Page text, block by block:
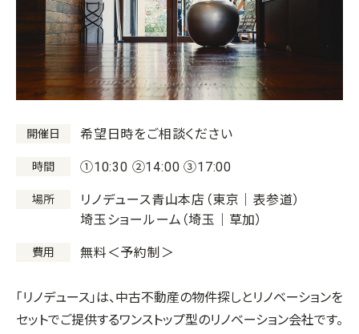
開催日 希望日時をご相談ください
時間 ①10:30 ②14:00 ③17:00
場所
リノデュース青山本店（東京｜表参道）
埼玉ショールーム（埼玉｜草加）
費用 無料＜予約制＞
「リノデュース」は、中古不動産の物件探しとリノベーションを
セットでご提供するワンストップ型のリノベーション会社です。